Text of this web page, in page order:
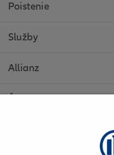
Poistenie
Služby
Allianz
Allianz -